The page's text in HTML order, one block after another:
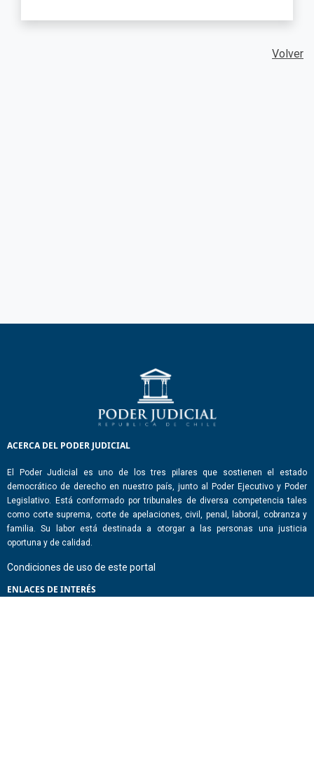
Volver
ACERCA DEL PODER JUDICIAL
El Poder Judicial es uno de los tres pilares que sostienen el estado
democrático de derecho en nuestro país, junto al Poder Ejecutivo y Poder
Legislativo. Está conformado por tribunales de diversa competencia tales
como corte suprema, corte de apelaciones, civil, penal, laboral, cobranza y
familia. Su labor está destinada a otorgar a las personas una justicia
oportuna y de calidad.
Condiciones de uso de este portal
ENLACES DE INTERÉS